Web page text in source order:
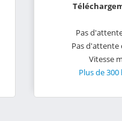
Pas
Pas d'attente
Vitesse
Plus de